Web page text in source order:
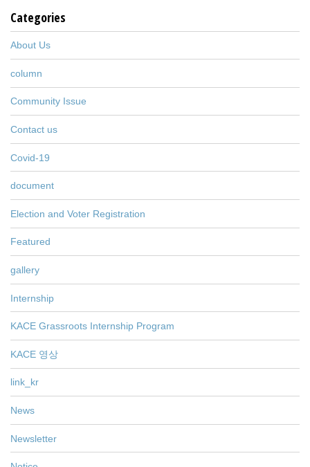
Categories
About Us
column
Community Issue
Contact us
Covid-19
document
Election and Voter Registration
Featured
gallery
Internship
KACE Grassroots Internship Program
KACE 영상
link_kr
News
Newsletter